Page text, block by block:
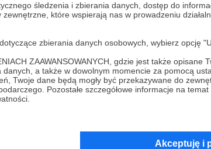
śledzenia i zbierania danych, dostęp do
które wspierają nas w prowadzeniu
zbierania danych osobowych, wybierz opcję
ZAAWANSOWANYCH, gdzie jest także opisane
a także w dowolnym momencie za pomocą
Twoje dane będą mogły być przekazywane do
Pozostałe szczegółowe informacje na
Akceptuję i